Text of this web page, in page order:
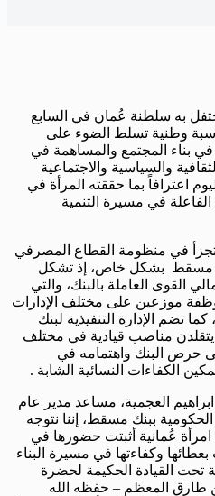
تحتفل به سلطنة عُمان في السابع
وطنية تسلط الضوء على
في بناء المجتمع والمساهمة في
والسياسية والاجتماعية
اعترافاً بما حققته المرأة في
في مسيرة التنمية
يتجزأ في منظومة القطاع المصرفي
مسقط بشكل خاص، إذ تشكل
46% من إجمالي القوى العاملة بالبنك، والتي
موظف وموظفة موزعين على مختلف الإدارات
تضم الإدارة التنفيذية لبنك
يتقلدن مناصب قيادية في مختلف
حرص البنك واهتمامه في
الكفاءات النسائية الشابة .
العجمية، مساعد مدير عام
ببنك مسقط، إننا نتوجه
امرأة عُمانية أثبتت حضورها في
وكفاءتها في مسيرة البناء
تحت القيادة الحكيمة لحضرة
طارق المعظم – حفظه الله